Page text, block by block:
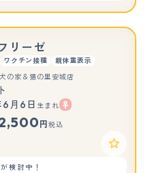
リーゼ
ワクチン接種
親体重表示
犬の家＆猫の里安城店
月6日 生まれ
円 税込
が検討中！